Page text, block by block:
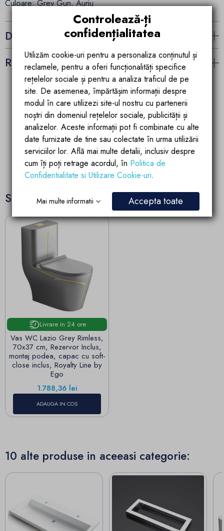
Culoare: Grey Gun, Auriu
Detalii ale produsului
Recenzii (0)
Garantia calitatii
Produsele brandului EGO
sunt fabricate dupa
ultimele tehnologii de
calitate si inovatie
Parteneriate de
succes
Account manager
pregatit si dedicat
partenerilor si
colaboratorilor
S-ar putea sa-ti placa
Livrare in 24 ore
Vas WC Lazio Grey Rimless,
70x37 cm, Rezervor Inclus,
montaj podea, capac cu soft-
close inclus, Royalty Line by
Ego
Pret
1.788,36 lei
ADAUGA IN COS
10 alte produse in aceeasi categorie:
Controlează-ți
confidențialitatea
Utilizăm cookie-uri pentru a personaliza conținutul și
reclamele, pentru a oferi funcționalități specifice
rețelelor sociale și pentru a analiza traficul de pe
site. De asemenea, împărtășim informații despre
modul în care utilizezi site-ul nostru cu partenerii
noștri din domeniul rețelelor sociale, publicității și
analizelor. Aceste informații pot fi combinate cu alte
date furnizate de tine sau colectate în urma utilizării
serviciilor lor. Află mai multe detalii, inclusiv despre
cum îți poți retrage acordul, în Politica de
Confidentialitate si Utilizare Cookie-uri.
Mai multe informatii Accepta toate